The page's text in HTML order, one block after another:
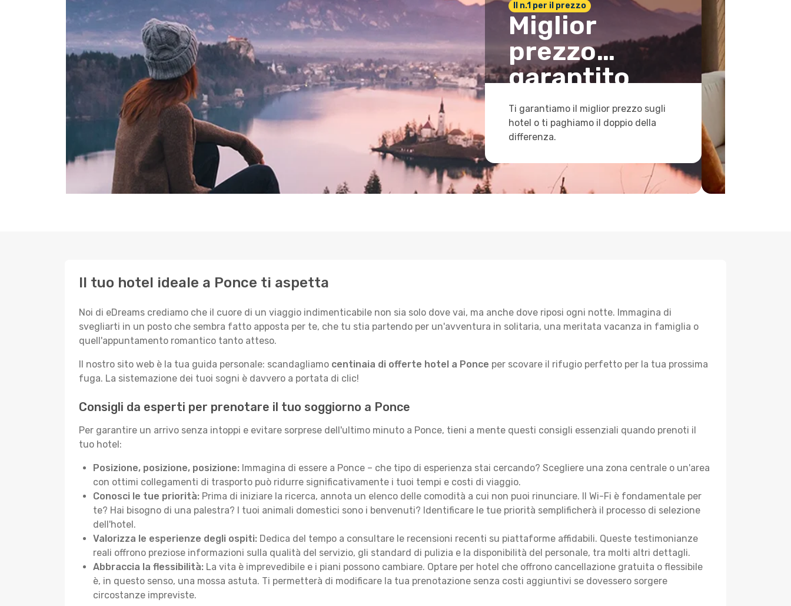
Il n.1 per il prezzo
Miglior
prezzo
garantito
Ti garantiamo il miglior prezzo sugli
hotel o ti paghiamo il doppio della
differenza.
Il tuo hotel ideale a Ponce ti aspetta
Noi di eDreams crediamo che il cuore di un viaggio indimenticabile non sia solo dove vai, ma anche dove riposi ogni notte. Immagina di
svegliarti in un posto che sembra fatto apposta per te, che tu stia partendo per un'avventura in solitaria, una meritata vacanza in famiglia o
quell'appuntamento romantico tanto atteso.
Il nostro sito web è la tua guida personale: scandagliamo centinaia di offerte hotel a Ponce per scovare il rifugio perfetto per la tua prossima
fuga. La sistemazione dei tuoi sogni è davvero a portata di clic!
Consigli da esperti per prenotare il tuo soggiorno a Ponce
Per garantire un arrivo senza intoppi e evitare sorprese dell'ultimo minuto a Ponce, tieni a mente questi consigli essenziali quando prenoti il
tuo hotel:
Posizione, posizione, posizione: Immagina di essere a Ponce – che tipo di esperienza stai cercando? Scegliere una zona centrale o un'area
con ottimi collegamenti di trasporto può ridurre significativamente i tuoi tempi e costi di viaggio.
Conosci le tue priorità: Prima di iniziare la ricerca, annota un elenco delle comodità a cui non puoi rinunciare. Il Wi-Fi è fondamentale per
te? Hai bisogno di una palestra? I tuoi animali domestici sono i benvenuti? Identificare le tue priorità semplificherà il processo di selezione
dell'hotel.
Valorizza le esperienze degli ospiti: Dedica del tempo a consultare le recensioni recenti su piattaforme affidabili. Queste testimonianze
reali offrono preziose informazioni sulla qualità del servizio, gli standard di pulizia e la disponibilità del personale, tra molti altri dettagli.
Abbraccia la flessibilità: La vita è imprevedibile e i piani possono cambiare. Optare per hotel che offrono cancellazione gratuita o flessibile
è, in questo senso, una mossa astuta. Ti permetterà di modificare la tua prenotazione senza costi aggiuntivi se dovessero sorgere
circostanze impreviste.